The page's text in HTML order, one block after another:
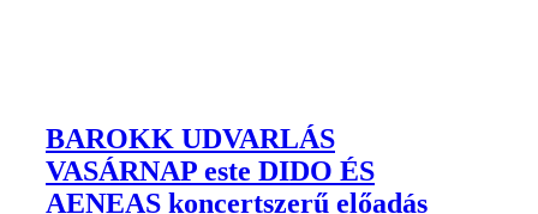
BAROKK UDVARLÁS
VASÁRNAP este DIDO ÉS
AENEAS koncertszerű előadás